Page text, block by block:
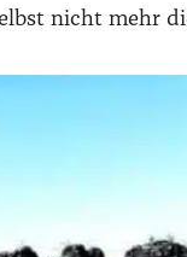
nicht mehr